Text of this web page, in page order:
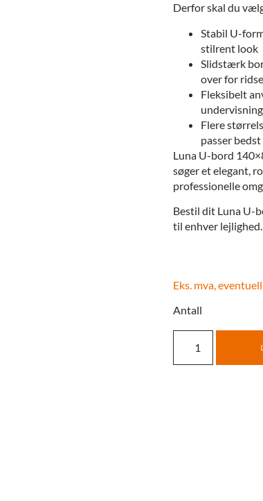
Derfor skal du
Stabil U-
stilrent look
Slidstærk
over for
Fleksibelt
Flere
passer
Luna U-bord
søger et elegant,
professionelle
Bestil dit Luna U-
til enhver lejlighed.
Eks. mva,
Antall